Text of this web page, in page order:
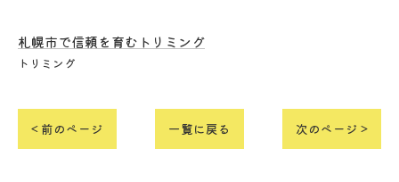
札幌市で信頼を育むトリミング
トリミング
< 前のページ 一覧に戻る 次のページ >